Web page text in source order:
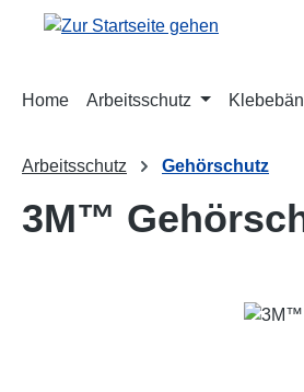
Hauptinhalt springen
Zur Suche springen
Zur Hauptnavigation springen
Home Arbeitsschutz
Arbeitsschutz Gehörschutz
3M™